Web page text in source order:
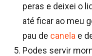
peras e deixei o
até ficar ao meu
pau de canela e
Podes servir